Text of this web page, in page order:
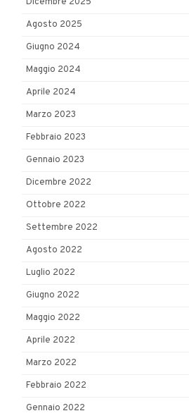
Agosto 2025
Giugno 2024
Maggio 2024
Aprile 2024
Marzo 2023
Febbraio 2023
Gennaio 2023
Dicembre 2022
Ottobre 2022
Settembre 2022
Agosto 2022
Luglio 2022
Giugno 2022
Maggio 2022
Aprile 2022
Marzo 2022
Febbraio 2022
Gennaio 2022